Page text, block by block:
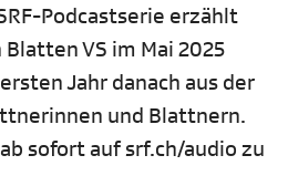
Podcastserie erzählt
VS im Mai 2025
Jahr danach aus der
und Blattnern.
sofort auf srf.ch/audio zu